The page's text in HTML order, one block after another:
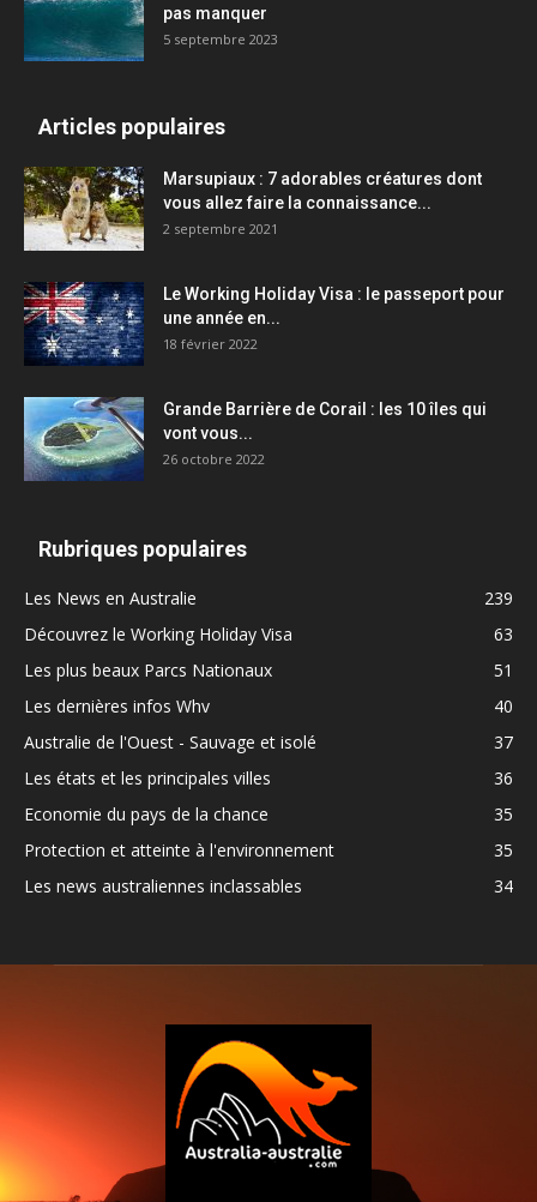
pas manquer
5 septembre 2023
Articles populaires
Marsupiaux : 7 adorables créatures dont
vous allez faire la connaissance...
2 septembre 2021
Le Working Holiday Visa : le passeport pour
une année en...
18 février 2022
Grande Barrière de Corail : les 10 îles qui
vont vous...
26 octobre 2022
Rubriques populaires
Les News en Australie
239
Découvrez le Working Holiday Visa
63
Les plus beaux Parcs Nationaux
51
Les dernières infos Whv
40
Australie de l'Ouest - Sauvage et isolé
37
Les états et les principales villes
36
Economie du pays de la chance
35
Protection et atteinte à l'environnement
35
Les news australiennes inclassables
34